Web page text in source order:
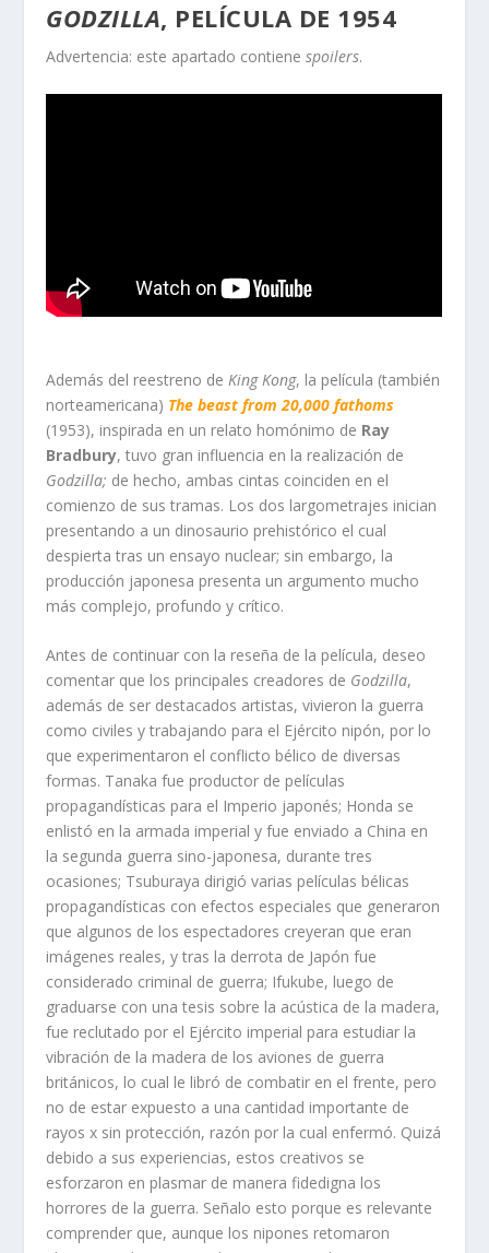
GODZILLA, PELÍCULA DE 1954
Advertencia: este apartado contienespoilers.
Además del reestreno de King Kong, la película (también
norteamericana) The beast from 20,000 fathoms
(1953), inspirada en un relato homónimo de Ray
Bradbury, tuvo gran influencia en la realización de
Godzilla; de hecho, ambas cintas coinciden en el
comienzo de sus tramas. Los dos largometrajes inician
presentando a un dinosaurio prehistórico el cual
despierta tras un ensayo nuclear; sin embargo, la
producción japonesa presenta un argumento mucho
más complejo, profundo y crítico.
Antes de continuar con la reseña de la película, deseo
comentar que los principales creadores de Godzilla,
además de ser destacados artistas, vivieron la guerra
como civiles y trabajando para el Ejército nipón, por lo
que experimentaron el conflicto bélico de diversas
formas. Tanaka fue productor de películas
propagandísticas para el Imperio japonés; Honda se
enlistó en la armada imperial y fue enviado a China en
la segunda guerra sino-japonesa, durante tres
ocasiones; Tsuburaya dirigió varias películas bélicas
propagandísticas con efectos especiales que generaron
que algunos de los espectadores creyeran que eran
imágenes reales, y tras la derrota de Japón fue
considerado criminal de guerra; Ifukube, luego de
graduarse con una tesis sobre la acústica de la madera,
fue reclutado por el Ejército imperial para estudiar la
vibración de la madera de los aviones de guerra
británicos, lo cual le libró de combatir en el frente, pero
no de estar expuesto a una cantidad importante de
rayos x sin protección, razón por la cual enfermó. Quizá
debido a sus experiencias, estos creativos se
esforzaron en plasmar de manera fidedigna los
horrores de la guerra. Señalo esto porque es relevante
comprender que, aunque los nipones retomaron